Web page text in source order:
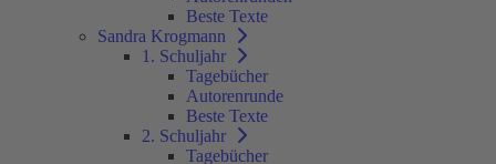
Beste Texte
Sandra Krogmann
1. Schuljahr
Tagebücher
Autorenrunde
Beste Texte
2. Schuljahr
Tagebücher